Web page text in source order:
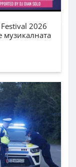
2026
музикалната